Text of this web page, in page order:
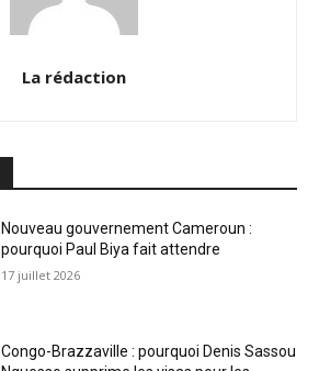
La rédaction
Nouveau gouvernement Cameroun :
pourquoi Paul Biya fait attendre
17 juillet 2026
Congo-Brazzaville : pourquoi Denis Sassou